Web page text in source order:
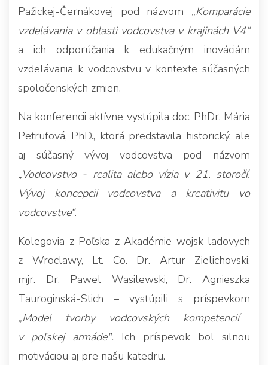
Pažickej-Černákovej pod názvom „Komparácie
vzdelávania v oblasti vodcovstva v krajinách V4“
a ich odporúčania k edukačným inováciám
vzdelávania k vodcovstvu v kontexte súčasných
spoločenských zmien.
Na konferencii aktívne vystúpila doc. PhDr. Mária
Petrufová, PhD., ktorá predstavila historický, ale
aj súčasný vývoj vodcovstva pod názvom
„Vodcovstvo - realita alebo vízia v 21. storočí.
Vývoj koncepcii vodcovstva a kreativitu vo
vodcovstve“.
Kolegovia z Poľska z Akadémie wojsk ladovych
z Wroclawy, Lt. Co. Dr. Artur Zielichovski,
mjr. Dr. Pawel Wasilewski, Dr. Agnieszka
Tauroginská-Stich – vystúpili s príspevkom
„Model tvorby vodcovských kompetencií
v poľskej armáde". Ich príspevok bol silnou
motiváciou aj pre našu katedru.